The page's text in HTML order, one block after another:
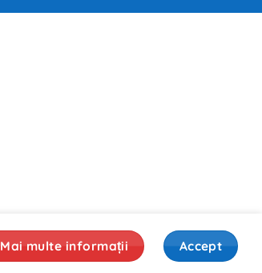
Mai multe informații Accept